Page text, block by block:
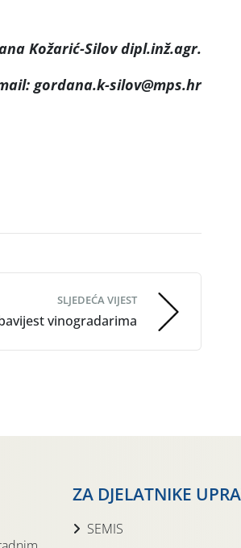
Kožarić-Silov dipl.inž.agr.
gordana.k-silov@mps.hr
SLJEDEĆA VIJEST
vinogradarima
ZA DJELATNIKE
SEMIS